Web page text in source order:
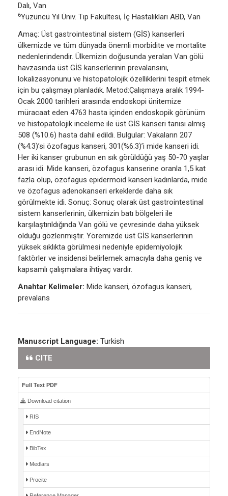
Dalı, Van
6Yüzüncü Yıl Üniv. Tıp Fakültesi, İç Hastalıkları ABD, Van
Amaç: Üst gastrointestinal sistem (GİS) kanserleri
ülkemizde ve tüm dünyada önemli morbidite ve mortalite
nedenlerindendir. Ülkemizin doğusunda yeralan Van gölü
havzasında üst GİS kanserlerinin prevalansını,
lokalizasyonunu ve histopatolojik özelliklerini tespit etmek
için bu çalışmayı planladık. Metod:Çalışmaya aralık 1994-
Ocak 2000 tarihleri arasında endoskopi ünitemize
müracaat eden 4763 hasta içinden endoskopik görünüm
ve histopatolojik inceleme ile üst GİS kanseri tanısı almış
508 (%10.6) hasta dahil edildi. Bulgular: Vakaların 207
(%4.3)’si özofagus kanseri, 301(%6.3)’i mide kanseri idi.
Her iki kanser grubunun en sık görüldüğü yaş 50-70 yaşlar
arası idi. Mide kanseri, özofagus kanserine oranla 1,5 kat
fazla olup, özofagus epidermoid kanseri kadınlarda, mide
ve özofagus adenokanseri erkeklerde daha sık
görülmekte idi. Sonuç: Sonuç olarak üst gastrointestinal
sistem kanserlerinin, ülkemizin batı bölgeleri ile
karşılaştırıldığında Van gölü ve çevresinde daha yüksek
olduğu gözlenmiştir. Yöremizde üst GİS kanserlerinin
yüksek sıklıkta görülmesi nedeniyle epidemiyolojik
faktörler ve insidensi belirlemek amacıyla daha geniş ve
kapsamlı çalışmalara ihtiyaç vardır.
Anahtar Kelimeler: Mide kanseri, özofagus kanseri,
prevalans
Manuscript Language: Turkish
CITE
Full Text PDF
Download citation
RIS
EndNote
BibTex
Medlars
Procite